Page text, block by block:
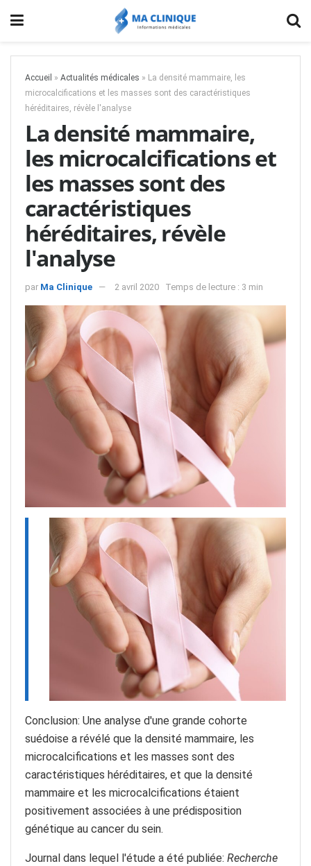
Accueil » Actualités médicales » La densité mammaire, les
microcalcifications et les masses sont des caractéristiques
héréditaires, révèle l'analyse
La densité mammaire,
les microcalcifications et
les masses sont des
caractéristiques
héréditaires, révèle
l'analyse
par Ma Clinique 2 avril 2020 Temps de lecture : 3 min
Conclusion: Une analyse d'une grande cohorte
suédoise a révélé que la densité mammaire, les
microcalcifications et les masses sont des
caractéristiques héréditaires, et que la densité
mammaire et les microcalcifications étaient
positivement associées à une prédisposition
génétique au cancer du sein.
Journal dans lequel l'étude a été publiée: Recherche